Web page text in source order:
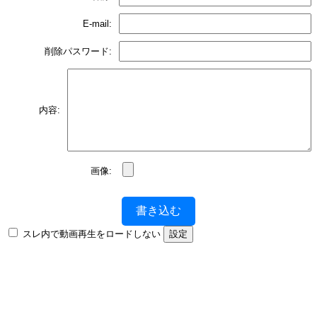
E-mail:
削除パスワード:
内容:
画像:
書き込む
スレ内で動画再生をロードしない